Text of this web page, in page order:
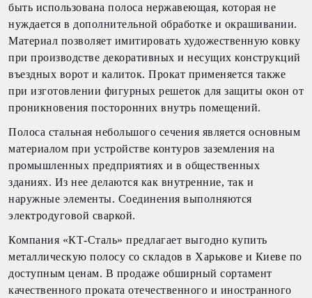
быть использована полоса нержавеющая, которая не
нуждается в дополнительной обработке и окрашивании.
Материал позволяет имитировать художественную ковку
при производстве декоративных и несущих конструкций
въездных ворот и калиток. Прокат применяется также
при изготовлении фигурных решеток для защиты окон от
проникновения посторонних внутрь помещений.
Полоса стальная небольшого сечения является основным
материалом при устройстве контуров заземления на
промышленных предприятиях и в общественных
зданиях. Из нее делаются как внутренние, так и
наружные элементы. Соединения выполняются
электродуговой сваркой.
Компания «КТ-Сталь» предлагает выгодно купить
металлическую полосу со складов в Харькове и Киеве по
доступным ценам. В продаже обширный сортамент
качественного проката отечественного и иностранного